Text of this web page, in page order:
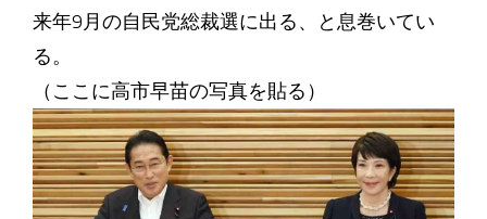
来年9月の自民党総裁選に出る、と息巻いてい
る。
（ここに高市早苗の写真を貼る）